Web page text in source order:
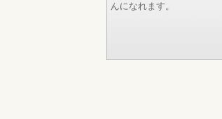
んになれます。